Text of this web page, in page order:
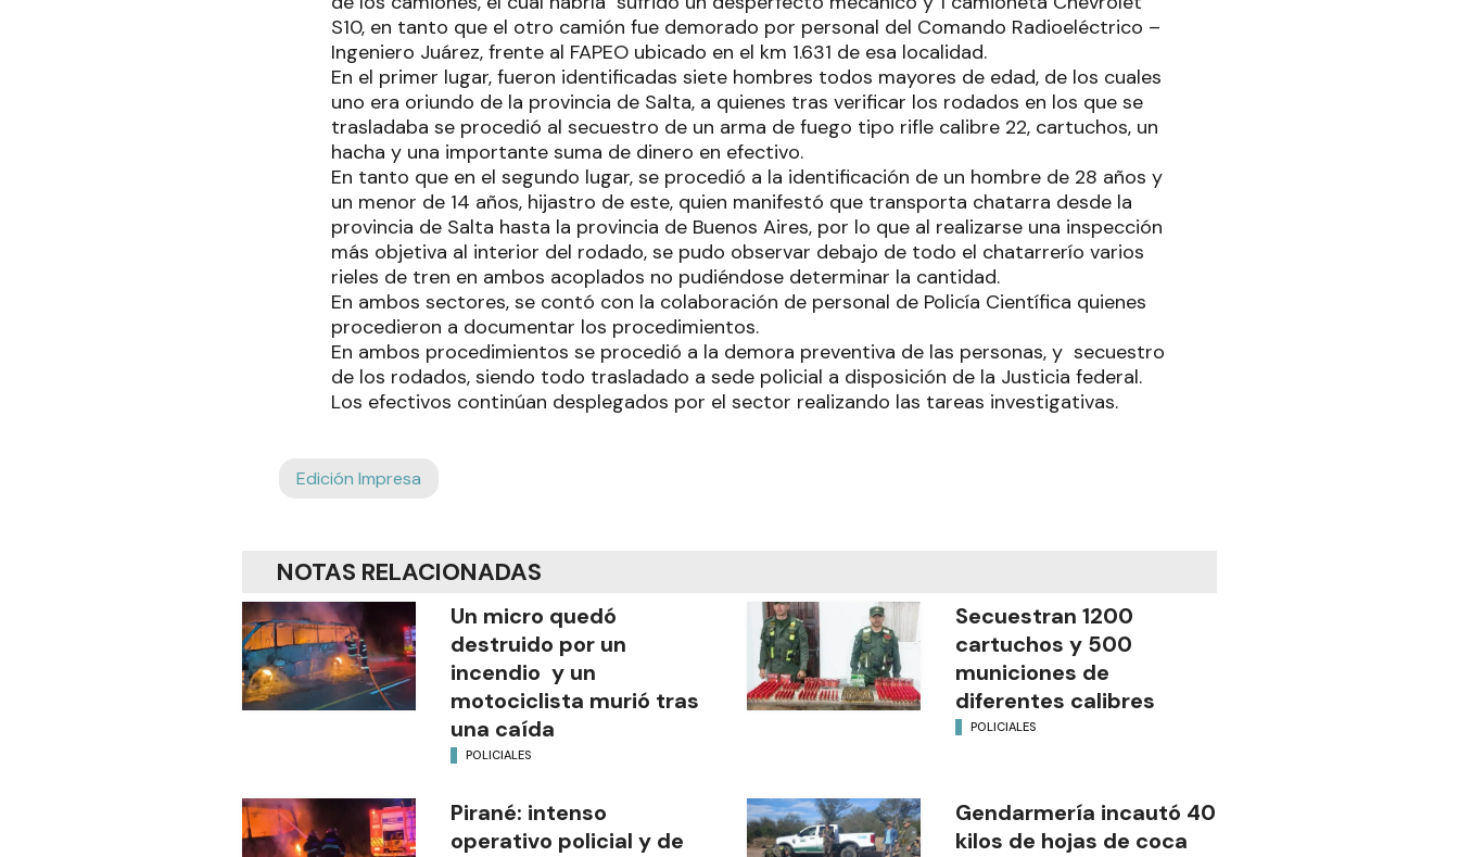
S10, en tanto que el otro camión fue demorado por personal del Comando Radioeléctrico –
Ingeniero Juárez, frente al FAPEO ubicado en el km 1.631 de esa localidad.
En el primer lugar, fueron identificadas siete hombres todos mayores de edad, de los cuales
uno era oriundo de la provincia de Salta, a quienes tras verificar los rodados en los que se
trasladaba se procedió al secuestro de un arma de fuego tipo rifle calibre 22, cartuchos, un
hacha y una importante suma de dinero en efectivo.
En tanto que en el segundo lugar, se procedió a la identificación de un hombre de 28 años y
un menor de 14 años, hijastro de este, quien manifestó que transporta chatarra desde la
provincia de Salta hasta la provincia de Buenos Aires, por lo que al realizarse una inspección
más objetiva al interior del rodado, se pudo observar debajo de todo el chatarrerío varios
rieles de tren en ambos acoplados no pudiéndose determinar la cantidad.
En ambos sectores, se contó con la colaboración de personal de Policía Científica quienes
procedieron a documentar los procedimientos.
En ambos procedimientos se procedió a la demora preventiva de las personas, y secuestro
de los rodados, siendo todo trasladado a sede policial a disposición de la Justicia federal.
Los efectivos continúan desplegados por el sector realizando las tareas investigativas.
Edición Impresa
NOTAS RELACIONADAS
Un micro quedó
destruido por un
incendio y un
motociclista murió tras
una caída
POLICIALES
Secuestran 1200
cartuchos y 500
municiones de
diferentes calibres
POLICIALES
Pirané: intenso
operativo policial y de
Gendarmería incautó 40
kilos de hojas de coca